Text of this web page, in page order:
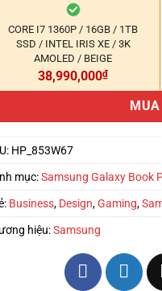
CORE I7 1360P / 16GB / 1TB
SSD / INTEL IRIS XE / 3K
AMOLED / BEIGE
38,990,000₫
HP_853W67
mục:Samsung Galaxy Book
Business, Design,Gaming,
hiệu:Samsung